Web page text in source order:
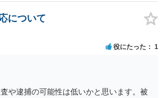
について
役にたった 1
や逮捕の可能性は低いかと思います。被